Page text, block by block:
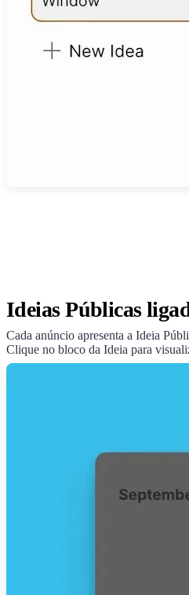
Ideias Públicas
Cada anúncio apresenta a Ideia
Clique no bloco da Ideia para